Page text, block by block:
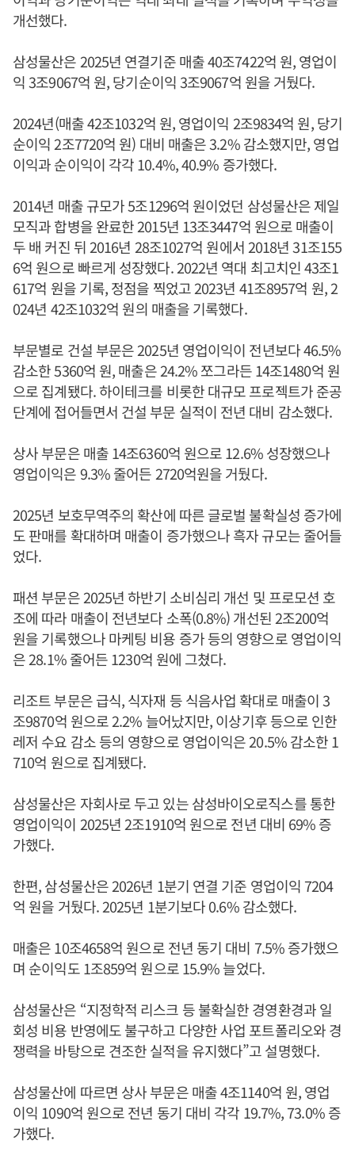
개선했다.
삼성물산은 2025년 연결기준 매출 40조7422억 원, 영업이
익 3조9067억 원, 당기순이익 3조9067억 원을 거뒀다.
2024년(매출 42조1032억 원, 영업이익 2조9834억 원, 당기
순이익 2조7720억 원) 대비 매출은 3.2% 감소했지만, 영업
이익과 순이익이 각각 10.4%, 40.9% 증가했다.
2014년 매출 규모가 5조1296억 원이었던 삼성물산은 제일
모직과 합병을 완료한 2015년 13조3447억 원으로 매출이
두 배 커진 뒤 2016년 28조1027억 원에서 2018년 31조155
6억 원으로 빠르게 성장했다. 2022년 역대 최고치인 43조1
617억 원을 기록, 정점을 찍었고 2023년 41조8957억 원, 2
024년 42조1032억 원의 매출을 기록했다.
부문별로 건설 부문은 2025년 영업이익이 전년보다 46.5%
감소한 5360억 원, 매출은 24.2% 쪼그라든 14조1480억 원
으로 집계됐다. 하이테크를 비롯한 대규모 프로젝트가 준공
단계에 접어들면서 건설 부문 실적이 전년 대비 감소했다.
상사 부문은 매출 14조6360억 원으로 12.6% 성장했으나
영업이익은 9.3% 줄어든 2720억원을 거뒀다.
2025년 보호무역주의 확산에 따른 글로벌 불확실성 증가에
도 판매를 확대하며 매출이 증가했으나 흑자 규모는 줄어들
었다.
패션 부문은 2025년 하반기 소비심리 개선 및 프로모션 호
조에 따라 매출이 전년보다 소폭(0.8%) 개선된 2조200억
원을 기록했으나 마케팅 비용 증가 등의 영향으로 영업이익
은 28.1% 줄어든 1230억 원에 그쳤다.
리조트 부문은 급식, 식자재 등 식음사업 확대로 매출이 3
조9870억 원으로 2.2% 늘어났지만, 이상기후 등으로 인한
레저 수요 감소 등의 영향으로 영업이익은 20.5% 감소한 1
710억 원으로 집계됐다.
삼성물산은 자회사로 두고 있는 삼성바이오로직스를 통한
영업이익이 2025년 2조1910억 원으로 전년 대비 69% 증
가했다.
한편, 삼성물산은 2026년 1분기 연결 기준 영업이익 7204
억 원을 거뒀다. 2025년 1분기보다 0.6% 감소했다.
매출은 10조4658억 원으로 전년 동기 대비 7.5% 증가했으
며 순이익도 1조859억 원으로 15.9% 늘었다.
삼성물산은 “지정학적 리스크 등 불확실한 경영환경과 일
회성 비용 반영에도 불구하고 다양한 사업 포트폴리오와 경
쟁력을 바탕으로 견조한 실적을 유지했다”고 설명했다.
삼성물산에 따르면 상사 부문은 매출 4조1140억 원, 영업
이익 1090억 원으로 전년 동기 대비 각각 19.7%, 73.0% 증
가했다.